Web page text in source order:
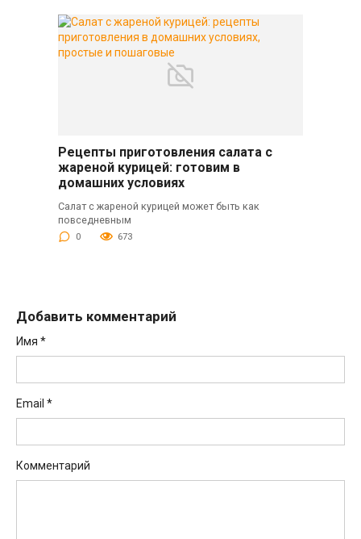
Рецепты приготовления салата с
жареной курицей: готовим в
домашних условиях
Салат с жареной курицей может быть как
повседневным
0 673
Добавить комментарий
Имя *
Email *
Комментарий